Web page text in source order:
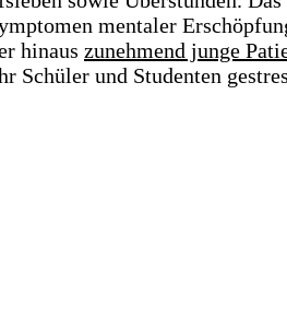
mentaler
hinaus zunehmend junge
Schüler und Studenten